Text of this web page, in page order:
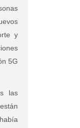
y
5G
las